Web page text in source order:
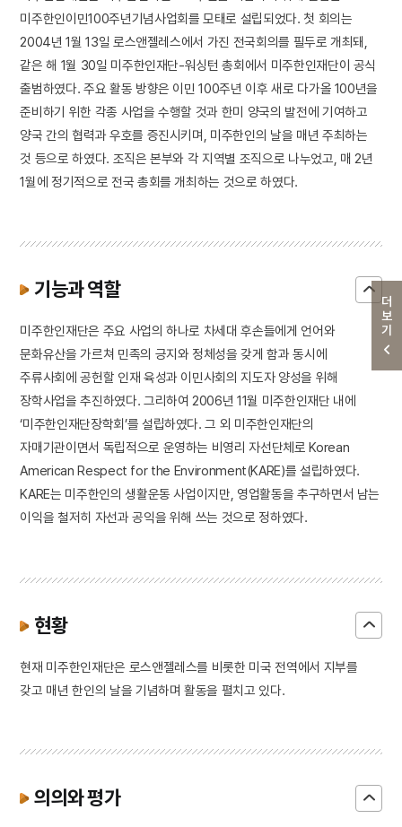
더보기
미주한인이민100주년기념사업회를 모태로 설립되었다. 첫 회의는
2004년 1월 13일 로스앤젤레스에서 가진 전국회의를 필두로 개최돼,
같은 해 1월 30일 미주한인재단-워싱턴 총회에서 미주한인재단이 공식
출범하였다. 주요 활동 방향은 이민 100주년 이후 새로 다가올 100년을
준비하기 위한 각종 사업을 수행할 것과 한미 양국의 발전에 기여하고
양국 간의 협력과 우호를 증진시키며, 미주한인의 날을 매년 주최하는
것 등으로 하였다. 조직은 본부와 각 지역별 조직으로 나누었고, 매 2년
1월에 정기적으로 전국 총회를 개최하는 것으로 하였다.
기능과 역할
미주한인재단은 주요 사업의 하나로 차세대 후손들에게 언어와
문화유산을 가르쳐 민족의 긍지와 정체성을 갖게 함과 동시에
주류사회에 공헌할 인재 육성과 이민사회의 지도자 양성을 위해
장학사업을 추진하였다. 그리하여 2006년 11월 미주한인재단 내에
‘미주한인재단장학회’를 설립하였다. 그 외 미주한인재단의
자매기관이면서 독립적으로 운영하는 비영리 자선단체로 Korean
American Respect for the Environment(KARE)를 설립하였다.
KARE는 미주한인의 생활운동 사업이지만, 영업활동을 추구하면서 남는
이익을 철저히 자선과 공익을 위해 쓰는 것으로 정하였다.
현황
현재 미주한인재단은 로스앤젤레스를 비롯한 미국 전역에서 지부를
갖고 매년 한인의 날을 기념하며 활동을 펼치고 있다.
의의와 평가